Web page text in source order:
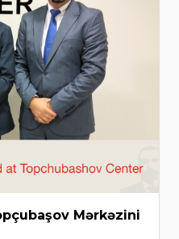
Mərkəzini